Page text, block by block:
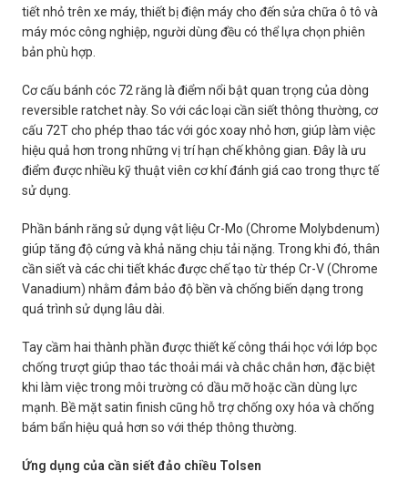
tiết nhỏ trên xe máy, thiết bị điện máy cho đến sửa chữa ô tô và
máy móc công nghiệp, người dùng đều có thể lựa chọn phiên
bản phù hợp.
Cơ cấu bánh cóc 72 răng là điểm nổi bật quan trọng của dòng
reversible ratchet này. So với các loại cần siết thông thường, cơ
cấu 72T cho phép thao tác với góc xoay nhỏ hơn, giúp làm việc
hiệu quả hơn trong những vị trí hạn chế không gian. Đây là ưu
điểm được nhiều kỹ thuật viên cơ khí đánh giá cao trong thực tế
sử dụng.
Phần bánh răng sử dụng vật liệu Cr-Mo (Chrome Molybdenum)
giúp tăng độ cứng và khả năng chịu tải nặng. Trong khi đó, thân
cần siết và các chi tiết khác được chế tạo từ thép Cr-V (Chrome
Vanadium) nhằm đảm bảo độ bền và chống biến dạng trong
quá trình sử dụng lâu dài.
Tay cầm hai thành phần được thiết kế công thái học với lớp bọc
chống trượt giúp thao tác thoải mái và chắc chắn hơn, đặc biệt
khi làm việc trong môi trường có dầu mỡ hoặc cần dùng lực
mạnh. Bề mặt satin finish cũng hỗ trợ chống oxy hóa và chống
bám bẩn hiệu quả hơn so với thép thông thường.
Ứng dụng của cần siết đảo chiều Tolsen